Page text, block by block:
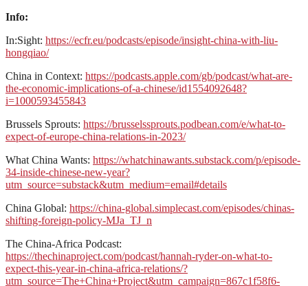
Info:
In:Sight: https://ecfr.eu/podcasts/episode/insight-china-with-liu-
hongqiao/
China in Context: https://podcasts.apple.com/gb/podcast/what-are-
the-economic-implications-of-a-chinese/id1554092648?
i=1000593455843
Brussels Sprouts: https://brusselssprouts.podbean.com/e/what-to-
expect-of-europe-china-relations-in-2023/
What China Wants: https://whatchinawants.substack.com/p/episode-
34-inside-chinese-new-year?
utm_source=substack&utm_medium=email#details
China Global: https://china-global.simplecast.com/episodes/chinas-
shifting-foreign-policy-MJa_TJ_n
The China-Africa Podcast:
https://thechinaproject.com/podcast/hannah-ryder-on-what-to-
expect-this-year-in-china-africa-relations/?
utm_source=The+China+Project&utm_campaign=867c1f58f6-